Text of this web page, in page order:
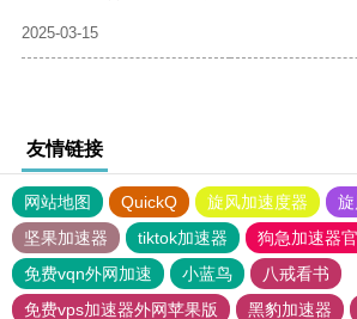
2025-03-15
友情链接
网站地图 QuickQ 旋风加速度器
坚果加速器
tiktok加速器
狗急加速器
免费vqn外网加速
小蓝鸟
八戒看书
免费vps加速器外网苹果版
黑豹加速器